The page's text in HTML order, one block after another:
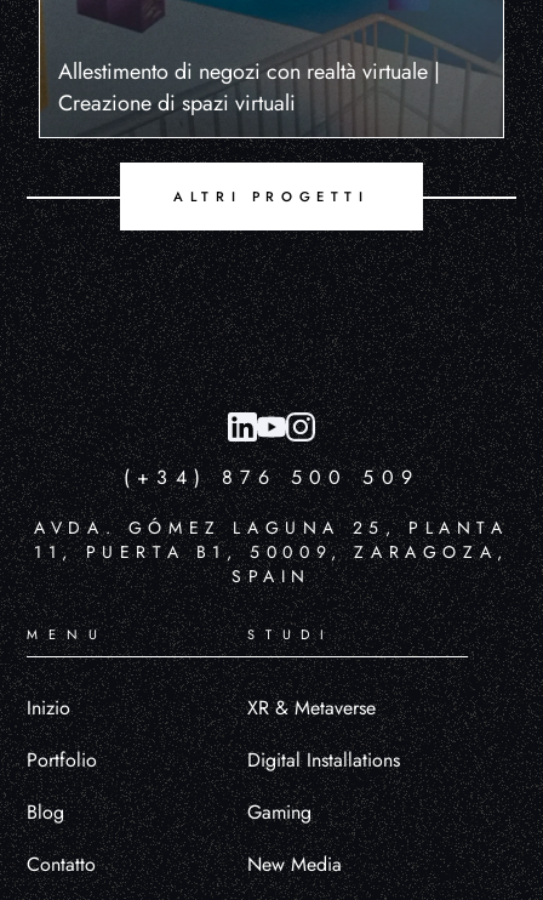
Allestimento di negozi con realtà virtuale |
Creazione di spazi virtuali
ALTRI PROGETTI
(+34) 876 500 509
AVDA. GÓMEZ LAGUNA 25, PLANTA
11, PUERTA B1, 50009, ZARAGOZA,
SPAIN
MENU
Inizio
Portfolio
Blog
Contatto
STUDI
XR & Metaverse
Digital Installations
Gaming
New Media